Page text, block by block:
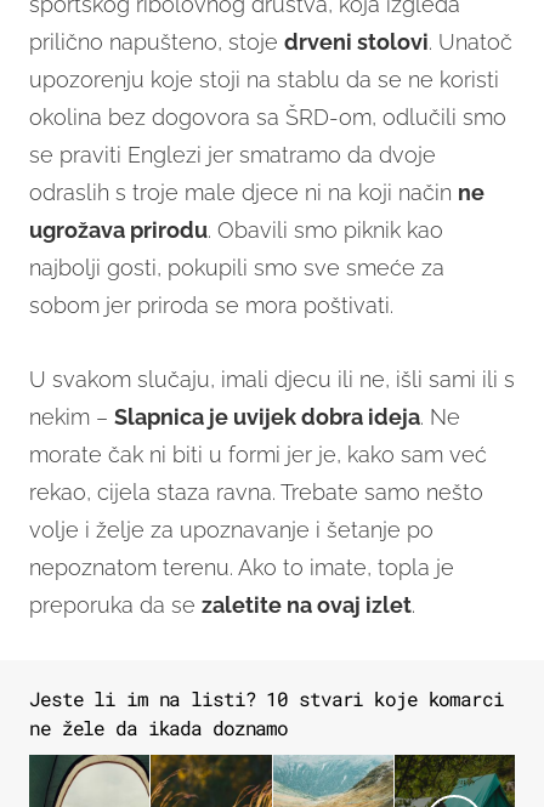
prilično napušteno, stoje drveni stolovi. Unatoč
upozorenju koje stoji na stablu da se ne koristi
okolina bez dogovora sa ŠRD-om, odlučili smo
se praviti Englezi jer smatramo da dvoje
odraslih s troje male djece ni na koji način ne
ugrožava prirodu. Obavili smo piknik kao
najbolji gosti, pokupili smo sve smeće za
sobom jer priroda se mora poštivati.
U svakom slučaju, imali djecu ili ne, išli sami ili s
nekim – Slapnica je uvijek dobra ideja. Ne
morate čak ni biti u formi jer je, kako sam već
rekao, cijela staza ravna. Trebate samo nešto
volje i želje za upoznavanje i šetanje po
nepoznatom terenu. Ako to imate, topla je
preporuka da se zaletite na ovaj izlet.
Jeste li im na listi? 10 stvari koje komarci
ne žele da ikada doznamo